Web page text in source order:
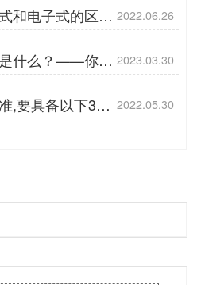
和电子式的区
素【杭州易
2022.06.26
什么？——你真
防雷】…
2023.03.30
,要具备以下3
州易造】…
2022.05.30